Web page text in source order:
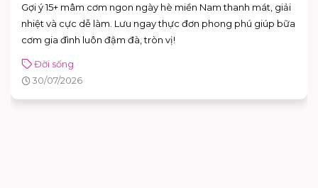
Gợi ý 15+ mâm cơm ngon ngày hè miền Nam thanh mát, giải
nhiệt và cực dễ làm. Lưu ngay thực đơn phong phú giúp bữa
cơm gia đình luôn đậm đà, tròn vị!
Đời sống
30/07/2026